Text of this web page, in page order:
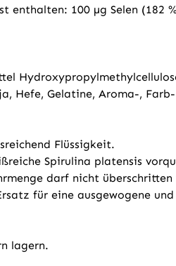
enthalten: 100 µg Selen (182
Hefe, Gelatine, Aroma-,
Flüssigkeit.
Spirulina platensis
darf nicht überschritten
für eine ausgewogene
lagern.